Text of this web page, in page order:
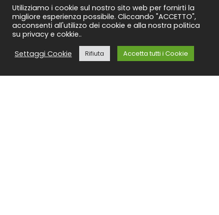
Porte
INFO UTILI
Contattaci
Utilizziamo i cookie sul nostro sito web per fornirti la
migliore esperienza possibile. Cliccando "ACCETTO",
acconsenti all'utilizzo dei cookie e alla nostra politica
su privacy e cokkie..
Settaggi Cookie
Rifiuta Accetta tutti i Cookie